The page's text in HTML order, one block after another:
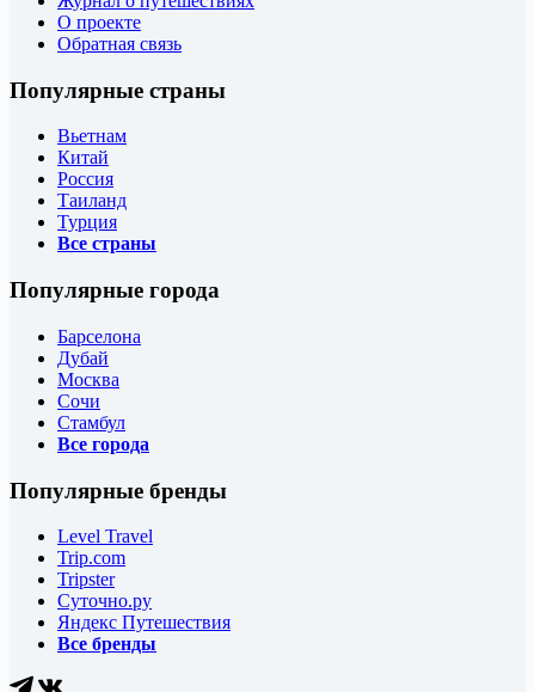
О проекте
Обратная связь
Популярные страны
Вьетнам
Китай
Россия
Таиланд
Турция
Все страны
Популярные города
Барселона
Дубай
Москва
Сочи
Стамбул
Все города
Популярные бренды
Level Travel
Trip.com
Tripster
Суточно.ру
Яндекс Путешествия
Все бренды